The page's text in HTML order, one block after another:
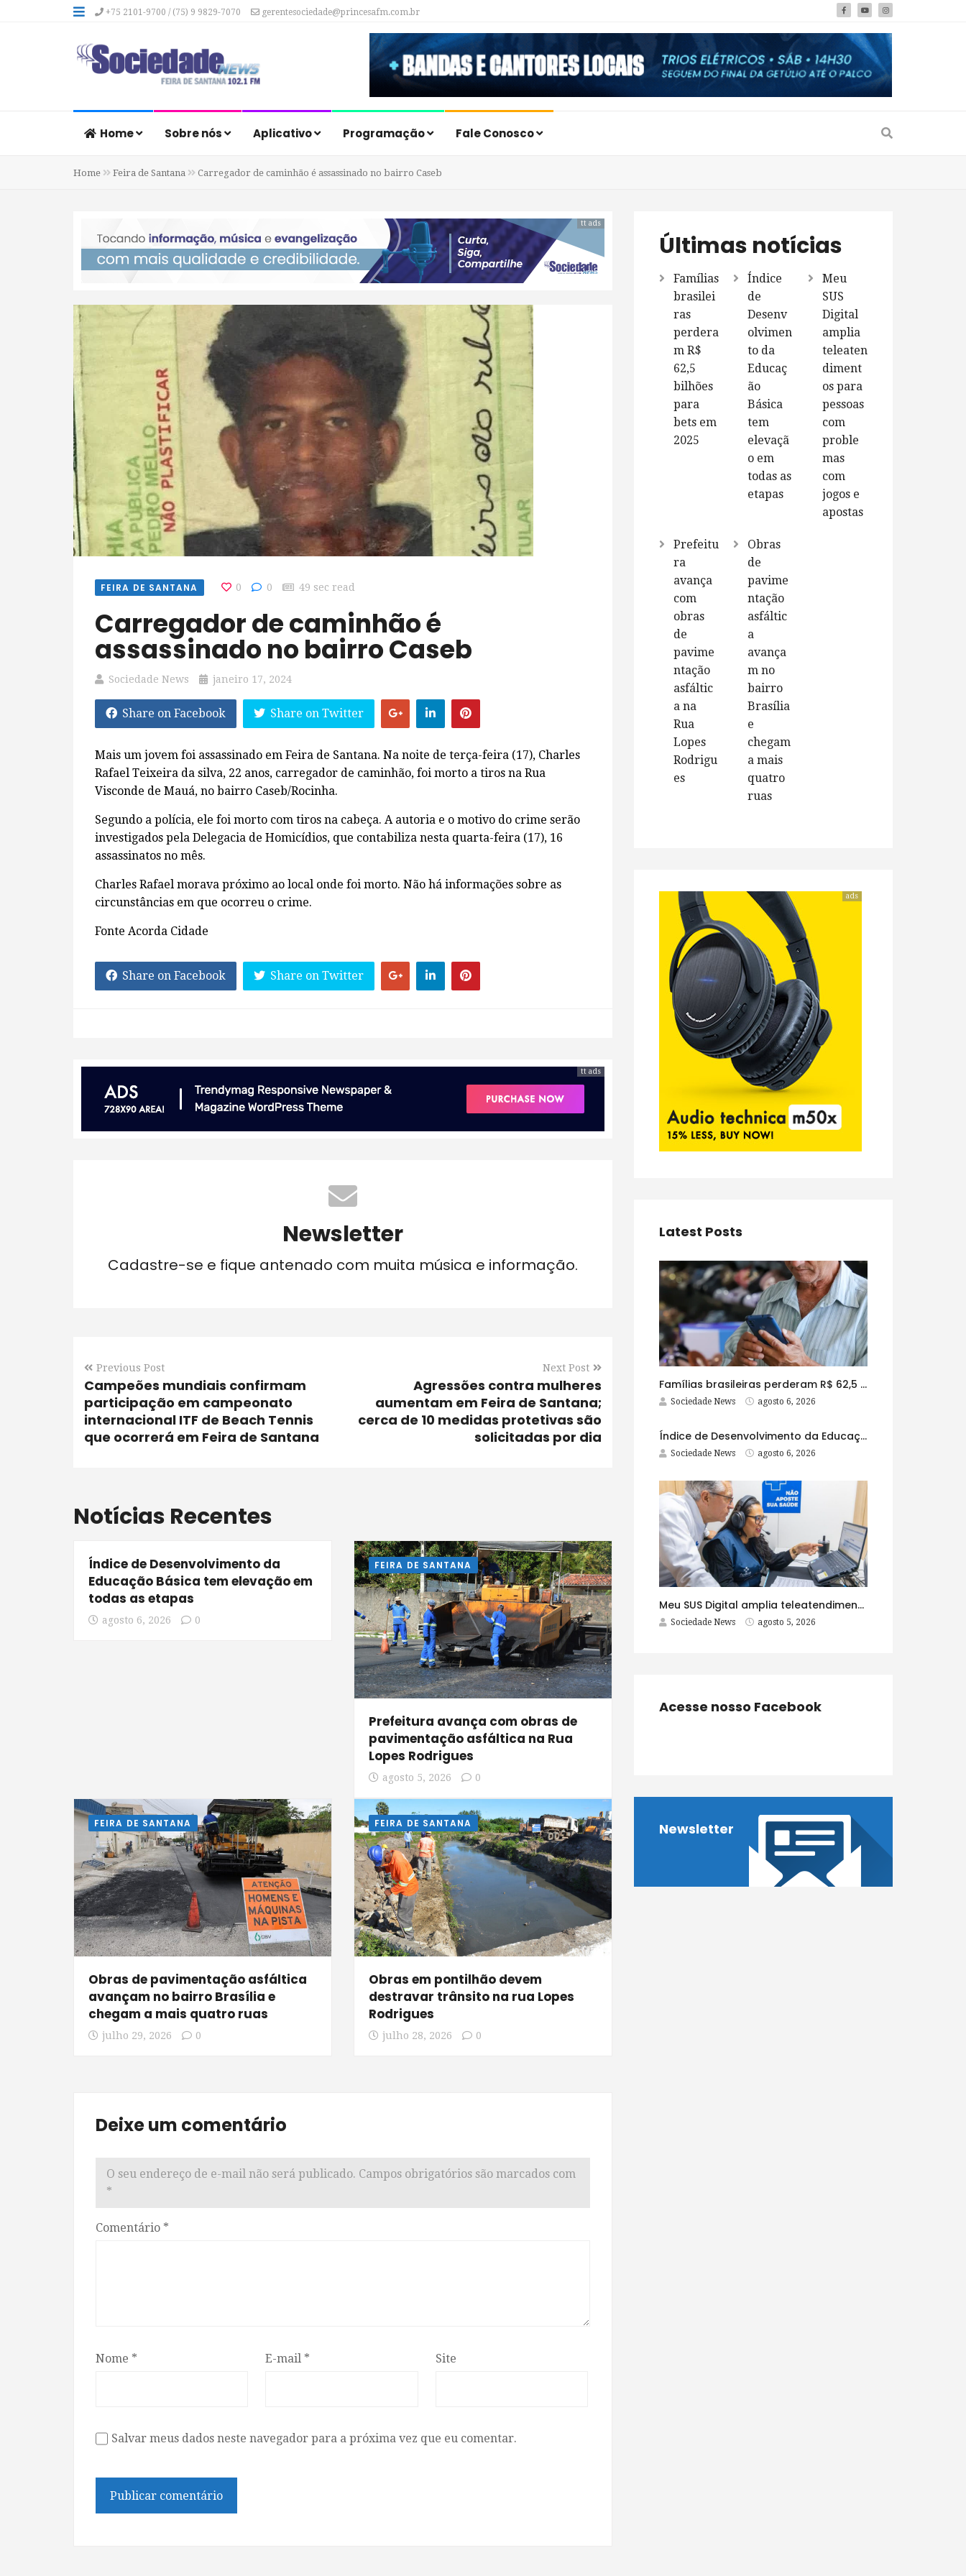
+75 2101-9700 / (75) 9 9829-7070 gerentesociedade@princesafm.com.br
Home Sobre nós Aplicativo Programação Fale Conosco
Home Feira de Santana Carregador de caminhão é assassinado no bairro Caseb
tt ads
FEIRA DE SANTANA 0 0 49 sec read
Carregador de caminhão é
assassinado no bairro Caseb
Sociedade News janeiro 17, 2024
Share on Facebook Share on Twitter
Mais um jovem foi assassinado em Feira de Santana. Na noite de terça-feira (17), Charles
Rafael Teixeira da silva, 22 anos, carregador de caminhão, foi morto a tiros na Rua
Visconde de Mauá, no bairro Caseb/Rocinha.
Segundo a polícia, ele foi morto com tiros na cabeça. A autoria e o motivo do crime serão
investigados pela Delegacia de Homicídios, que contabiliza nesta quarta-feira (17), 16
assassinatos no mês.
Charles Rafael morava próximo ao local onde foi morto. Não há informações sobre as
circunstâncias em que ocorreu o crime.
Fonte Acorda Cidade
Share on Facebook Share on Twitter
tt ads
Newsletter
Cadastre-se e fique antenado com muita música e informação.
Previous Post
Campeões mundiais confirmam
participação em campeonato
internacional ITF de Beach Tennis
que ocorrerá em Feira de Santana
Next Post
Agressões contra mulheres
aumentam em Feira de Santana;
cerca de 10 medidas protetivas são
solicitadas por dia
Notícias Recentes
Índice de Desenvolvimento da
Educação Básica tem elevação em
todas as etapas
agosto 6, 2026 0
FEIRA DE SANTANA
Prefeitura avança com obras de
pavimentação asfáltica na Rua
Lopes Rodrigues
agosto 5, 2026 0
FEIRA DE SANTANA
Obras de pavimentação asfáltica
avançam no bairro Brasília e
chegam a mais quatro ruas
julho 29, 2026 0
FEIRA DE SANTANA
Obras em pontilhão devem
destravar trânsito na rua Lopes
Rodrigues
julho 28, 2026 0
Deixe um comentário
O seu endereço de e-mail não será publicado. Campos obrigatórios são marcados com
*
Comentário *
Nome * E-mail * Site
Salvar meus dados neste navegador para a próxima vez que eu comentar.
Últimas notícias
Famílias
brasilei
ras
perdera
m R$
62,5
bilhões
para
bets em
2025
Índice
de
Desenv
olvimen
to da
Educaç
ão
Básica
tem
elevaçã
o em
todas as
etapas
Meu
SUS
Digital
amplia
teleaten
diment
os para
pessoas
com
proble
mas
com
jogos e
apostas
Prefeitu
ra
avança
com
obras
de
pavime
ntação
asfáltic
a na
Rua
Lopes
Rodrigu
es
Obras
de
pavime
ntação
asfáltic
a
avança
m no
bairro
Brasília
e
chegam
a mais
quatro
ruas
ads
Latest Posts
Famílias brasileiras perderam R$ 62,5 bilhões para bets em 2025
Sociedade News agosto 6, 2026
Índice de Desenvolvimento da Educação Básica tem elevação em todas as etapas
Sociedade News agosto 6, 2026
Meu SUS Digital amplia teleatendimentos para pessoas com problemas com jogos e apostas
Sociedade News agosto 5, 2026
Acesse nosso Facebook
Newsletter